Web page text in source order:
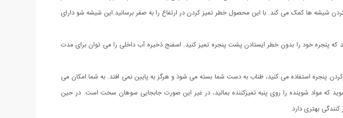
ها کمک می کند. با این محصول خطر تمیز کردن در ارتفاع را به صفر برسانید.این شیشه شو دارای
پنجره خود را بدون خطر ایستادن پشت پنجره تمیز کنید. اسفنج ذخیره آب داخلی را می توان برای مدت
که از این ابزار تمیز کردن پنجره استفاده می کنید، طناب به دست شما بسته می شود و هرگز به پایین نمی افتد. به شما امکان می
که مواد شوینده را روی پنبه تمیزکننده بمالید، در غیر این صورت جابجایی سوهان سخت است. در حین
بهتری دارد.